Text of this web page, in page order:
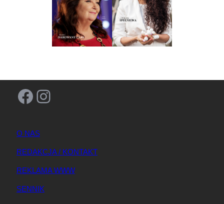
Facebook Instagram
O NAS
REDAKCJA / KONTAKT
REKLAMA WWW
SENNIK